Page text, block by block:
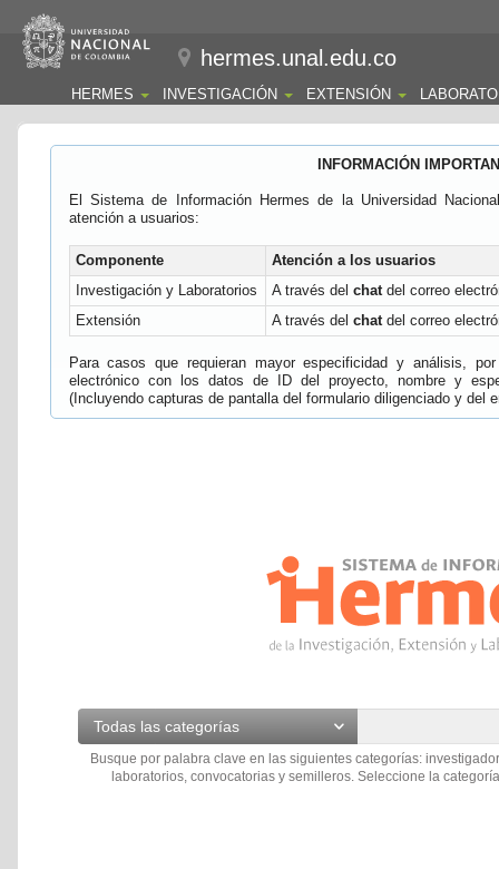
hermes.unal.edu.co
HERMES INVESTIGACIÓN EXTENSIÓN
INFORMACIÓN
El Sistema de Información Hermes de la Universidad
atención a usuarios:
Componente
Atención a los usuarios
Investigación y Laboratorios
A través del chatdel correo
Extensión
A través del chatdel correo
Para casos que requieran mayor especificidad y análisis,
electrónico con los datos de ID del proyecto, nombre y
(Incluyendo capturas de pantalla del formulario diligenciado y del
Todas las categorías
Busque por palabra clave en las siguientes categorías:
laboratorios, convocatorias y semilleros. Seleccione la